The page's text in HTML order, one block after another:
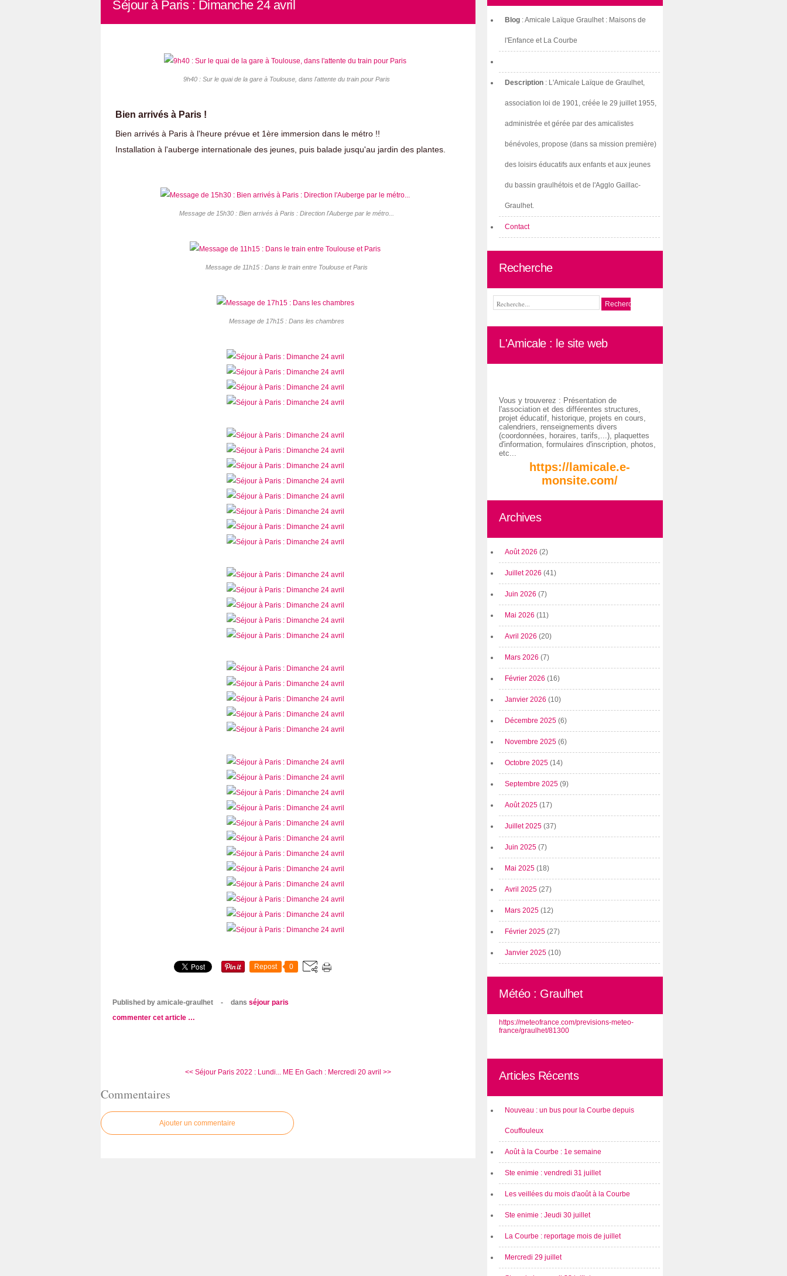
Séjour à Paris : Dimanche 24 avril
9h40 : Sur le quai de la gare à Toulouse, dans l'attente du train pour Paris
Bien arrivés à Paris !
Bien arrivés à Paris à l'heure prévue et 1ère immersion dans le métro !!
Installation à l'auberge internationale des jeunes, puis balade jusqu'au jardin des plantes.
Message de 15h30 : Bien arrivés à Paris : Direction l'Auberge par le métro...
Message de 11h15 : Dans le train entre Toulouse et Paris
Message de 17h15 : Dans les chambres
Repost 0
Published by amicale-graulhet - dans séjour paris
commenter cet article …
<< Séjour Paris 2022 : Lundi... ME En Gach : Mercredi 20 avril >>
Commentaires
Ajouter un commentaire
Blog : Amicale Laïque Graulhet : Maisons de
l'Enfance et La Courbe
Description : L'Amicale Laïque de Graulhet,
association loi de 1901, créée le 29 juillet 1955,
administrée et gérée par des amicalistes
bénévoles, propose (dans sa mission première)
des loisirs éducatifs aux enfants et aux jeunes
du bassin graulhétois et de l'Agglo Gaillac-
Graulhet.
Contact
Recherche
L'Amicale : le site web
Vous y trouverez : Présentation de
l'association et des différentes structures,
projet éducatif, historique, projets en cours,
calendriers, renseignements divers
(coordonnées, horaires, tarifs,...), plaquettes
d'information, formulaires d'inscription, photos,
etc...
https://lamicale.e-
monsite.com/
Archives
Août 2026 (2)
Juillet 2026 (41)
Juin 2026 (7)
Mai 2026 (11)
Avril 2026 (20)
Mars 2026 (7)
Février 2026 (16)
Janvier 2026 (10)
Décembre 2025 (6)
Novembre 2025 (6)
Octobre 2025 (14)
Septembre 2025 (9)
Août 2025 (17)
Juillet 2025 (37)
Juin 2025 (7)
Mai 2025 (18)
Avril 2025 (27)
Mars 2025 (12)
Février 2025 (27)
Janvier 2025 (10)
Météo : Graulhet
https://meteofrance.com/previsions-meteo-
france/graulhet/81300
Articles Récents
Nouveau : un bus pour la Courbe depuis
Couffouleux
Août à la Courbe : 1e semaine
Ste enimie : vendredi 31 juillet
Les veillées du mois d'août à la Courbe
Ste enimie : Jeudi 30 juillet
La Courbe : reportage mois de juillet
Mercredi 29 juillet